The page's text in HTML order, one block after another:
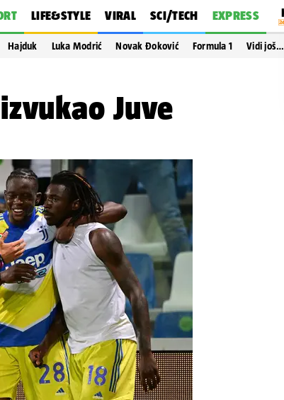
LIFE&STYLE VIRAL SCI/TECH EXPRESS
Hajduk Luka Modrić Novak Đoković Formula 1 Vidi još…
Juve